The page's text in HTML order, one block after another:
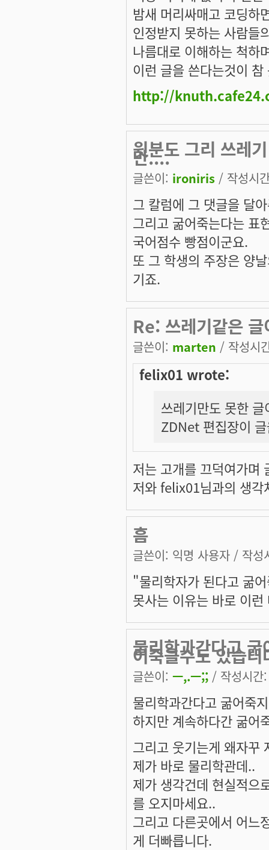
밤새 머리싸매고 코딩하
인정받지 못하는 사람들
나름대로 이해하는 척하
이런 글을 쓴다는것이
http://
윗분도 그리 쓰레
만....
글쓴이: ironiris / 작성시
그 칼럼에 그 댓글을 달
그리고 굶어죽는다는 표
국어점수 빵점이군요.
또 그 학생의 주장은 양
기죠.
Re: 쓰레기같은
글쓴이: marten / 작성시
felix01 wrote:
쓰레기만도 못한
ZDNet 편집장이
저는 고개를 끄덕여가며
저와 felix01님과의 생각
흠
글쓴이: 익명 사용자 / 작성
"물리학자가 된다고 굶
못사는 이유는 바로 이
물리학과간다고
어죽을수도 있습니
글쓴이: ㅡ,.ㅡ;; / 작성시
물리학과간다고 굶어죽
하지만 계속하다간 굶어
그리고 웃기는게 왜자꾸
제가 바로 물리학관데..
제가 생각건데 현실적으
를 오지마세요..
그리고 다른곳에서 어느
게 더빠릅니다.